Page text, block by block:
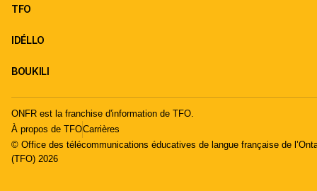
TFO
IDÉLLO
BOUKILI
ONFR est la franchise d'information de TFO.
À propos de TFOCarrières
© Office des télécommunications éducatives de langue française de
(TFO) 2026